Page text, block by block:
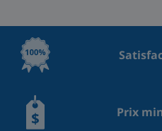
Prix